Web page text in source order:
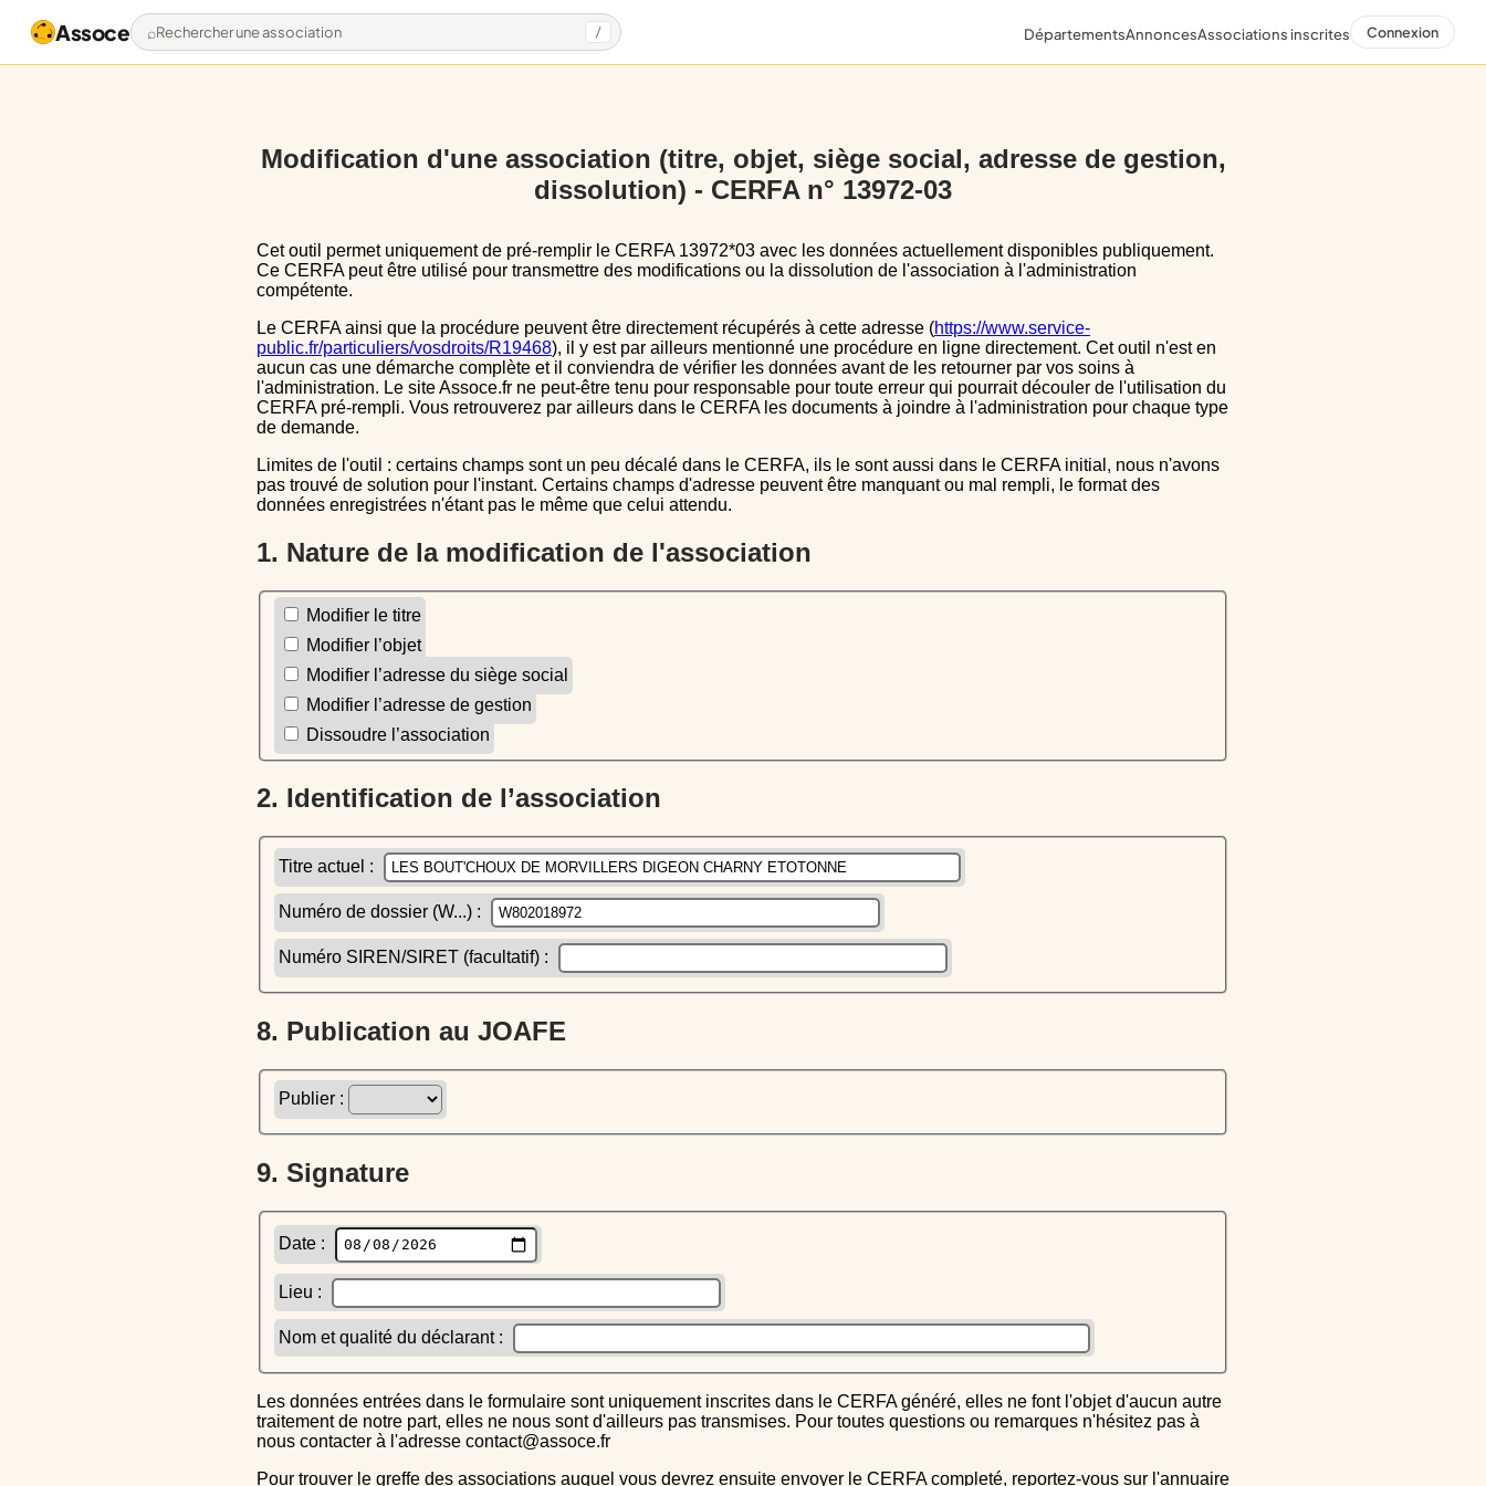
Assoce Rechercher une association / DépartementsAnnoncesAssociations inscrites Connexion
Modification d'une association (titre, objet, siège social, adresse de gestion,
dissolution) - CERFA n° 13972-03
Cet outil permet uniquement de pré-remplir le CERFA 13972*03 avec les données actuellement disponibles publiquement.
Ce CERFA peut être utilisé pour transmettre des modifications ou la dissolution de l'association à l'administration
compétente.
Le CERFA ainsi que la procédure peuvent être directement récupérés à cette adresse (https://www.service-
public.fr/particuliers/vosdroits/R19468), il y est par ailleurs mentionné une procédure en ligne directement. Cet outil n'est en
aucun cas une démarche complète et il conviendra de vérifier les données avant de les retourner par vos soins à
l'administration. Le site Assoce.fr ne peut-être tenu pour responsable pour toute erreur qui pourrait découler de l'utilisation du
CERFA pré-rempli. Vous retrouverez par ailleurs dans le CERFA les documents à joindre à l'administration pour chaque type
de demande.
Limites de l'outil : certains champs sont un peu décalé dans le CERFA, ils le sont aussi dans le CERFA initial, nous n'avons
pas trouvé de solution pour l'instant. Certains champs d'adresse peuvent être manquant ou mal rempli, le format des
données enregistrées n'étant pas le même que celui attendu.
1. Nature de la modification de l'association
Modifier le titre
Modifier l’objet
Modifier l’adresse du siège social
Modifier l’adresse de gestion
Dissoudre l’association
2. Identification de l’association
Titre actuel :
Numéro de dossier (W...) :
Numéro SIREN/SIRET (facultatif) :
8. Publication au JOAFE
Publier :
9. Signature
Date :
Lieu :
Nom et qualité du déclarant :
Les données entrées dans le formulaire sont uniquement inscrites dans le CERFA généré, elles ne font l'objet d'aucun autre
traitement de notre part, elles ne nous sont d'ailleurs pas transmises. Pour toutes questions ou remarques n'hésitez pas à
nous contacter à l'adresse contact@assoce.fr
Pour trouver le greffe des associations auquel vous devrez ensuite envoyer le CERFA completé, reportez-vous sur l'annuaire